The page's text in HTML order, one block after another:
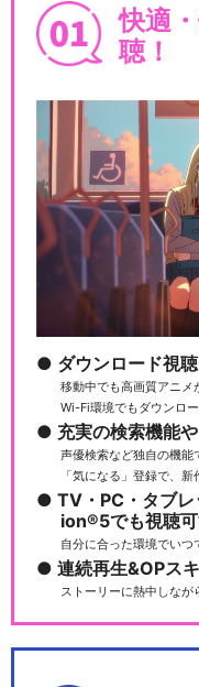
快適
聴！
ダウンロード視
移動中でも高画質アニメ
Wi-Fi環境でもダウンロ
充実の検索機能
声優検索など独自の機能
「気になる」登録で、
TV・PC・タブ
ion®5でも視聴
自分に合った環境でいつ
連続再生&OPス
ストーリーに熱中しなが